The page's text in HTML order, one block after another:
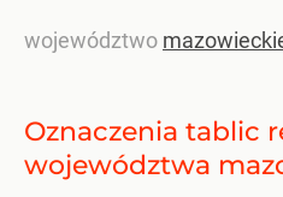
województwo
Oznaczenia tablic
województwa